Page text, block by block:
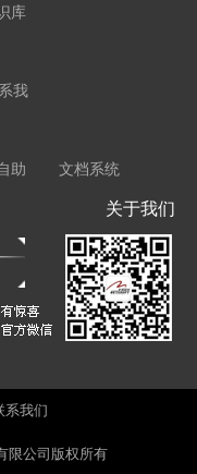
库
我
助 文档系统
关于我们
系我们
限公司版权所有